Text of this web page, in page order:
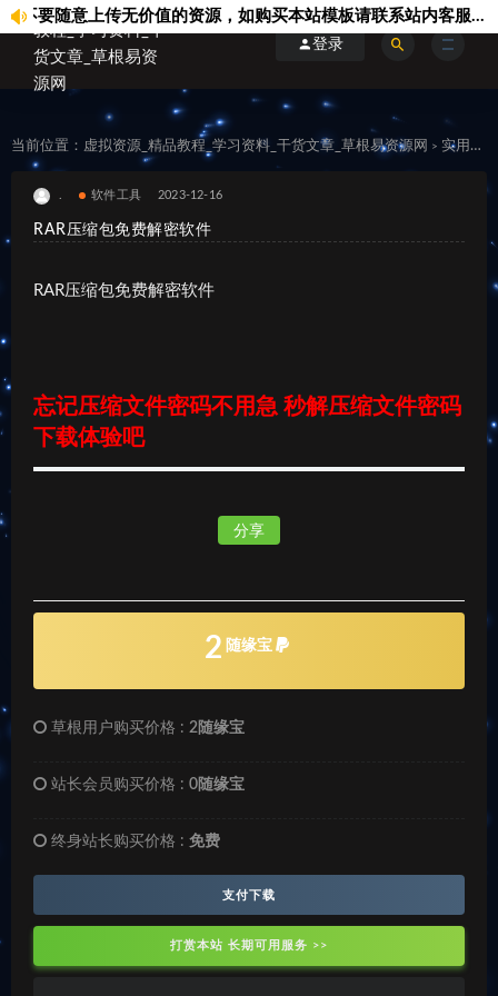
随意上传无价值的资源，如购买本站模板请联系站内客服... 上
登录
当前位置： 虚拟资源_精品教程_学习资料_干货文章_草根易资源网 > 实用资源
软件工具 2023-12-16
RAR压缩包免费解密软件
RAR压缩包免费解密软件
忘记压缩文件密码不用急 秒解压缩文件密码
下载体验吧
分享
2 随缘宝
草根用户购买价格 : 2随缘宝
站长会员购买价格 : 0随缘宝
终身站长购买价格 : 免费
支付下载
打赏本站 长期可用服务 >>